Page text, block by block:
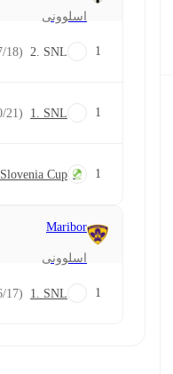
اسلوونی
1
2. SNL
(17/18)
1
1. SNL
(20/21)
1
Slovenia Cup
Maribor
اسلوونی
1
1. SNL
(16/17)